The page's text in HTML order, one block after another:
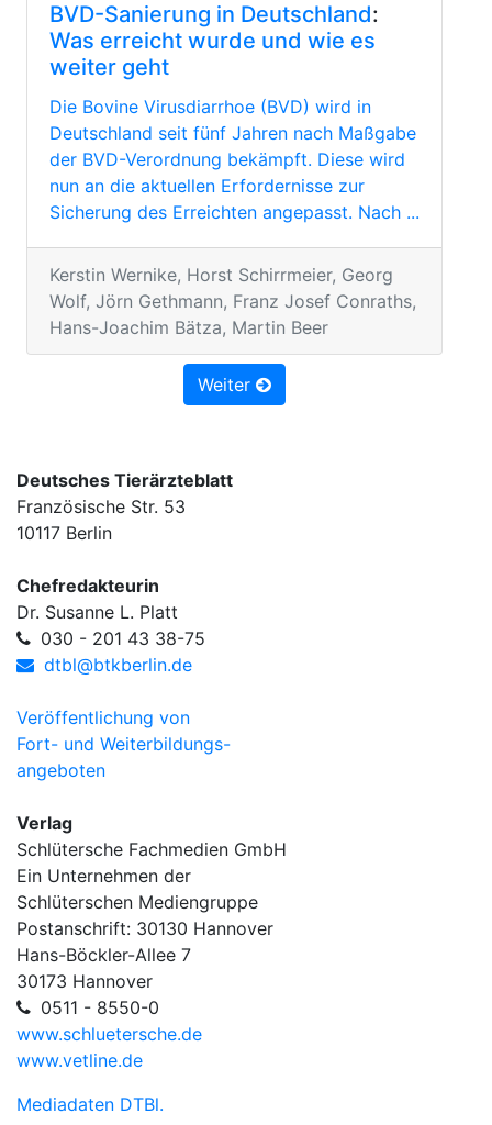
BVD-Sanierung in Deutschland:
Was erreicht wurde und wie es
weiter geht
Die Bovine Virusdiarrhoe (BVD) wird in
Deutschland seit fünf Jahren nach Maßgabe
der BVD-Verordnung bekämpft. Diese wird
nun an die aktuellen Erfordernisse zur
Sicherung des Erreichten angepasst. Nach ...
Kerstin Wernike, Horst Schirrmeier, Georg
Wolf, Jörn Gethmann, Franz Josef Conraths,
Hans-Joachim Bätza, Martin Beer
Weiter
Deutsches Tierärzteblatt
Französische Str. 53
10117 Berlin
Chefredakteurin
Dr. Susanne L. Platt
030 - 201 43 38-75
dtbl@btkberlin.de
Veröffentlichung von
Fort- und Weiterbildungs-
angeboten
Verlag
Schlütersche Fachmedien GmbH
Ein Unternehmen der
Schlüterschen Mediengruppe
Postanschrift: 30130 Hannover
Hans-Böckler-Allee 7
30173 Hannover
0511 - 8550-0
www.schluetersche.de
www.vetline.de
Mediadaten DTBl.